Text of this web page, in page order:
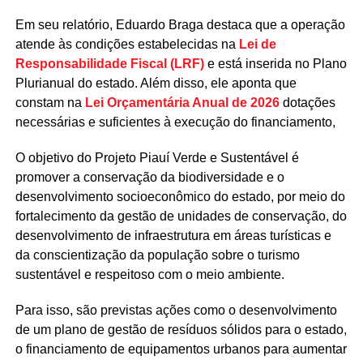
Em seu relatório, Eduardo Braga destaca que a operação
atende às condições estabelecidas na Lei de
Responsabilidade Fiscal (LRF)e está inserida no Plano
Plurianual do estado. Além disso, ele aponta que
constam na Lei Orçamentária Anual de 2026dotações
necessárias e suficientes à execução do financiamento,
O objetivo do Projeto Piauí Verde e Sustentável é
promover a conservação da biodiversidade e o
desenvolvimento socioeconômico do estado, por meio do
fortalecimento da gestão de unidades de conservação, do
desenvolvimento de infraestrutura em áreas turísticas e
da conscientização da população sobre o turismo
sustentável e respeitoso com o meio ambiente.
Para isso, são previstas ações como o desenvolvimento
de um plano de gestão de resíduos sólidos para o estado,
o financiamento de equipamentos urbanos para aumentar